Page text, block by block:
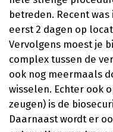
betreden. Recent
eerst 2 dagen op
Vervolgens moest je
complex tussen de
ook nog meermaals
wisselen. Echter ook
zeugen) is de
Daarnaast wordt er